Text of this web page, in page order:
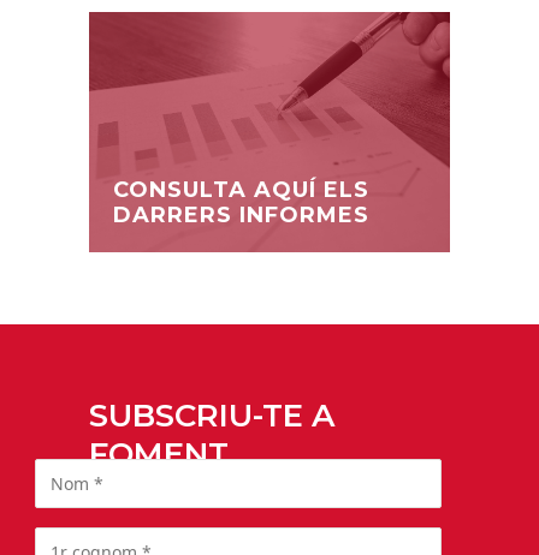
CONSULTA AQUÍ ELS
DARRERS INFORMES
SUBSCRIU-TE A
FOMENT